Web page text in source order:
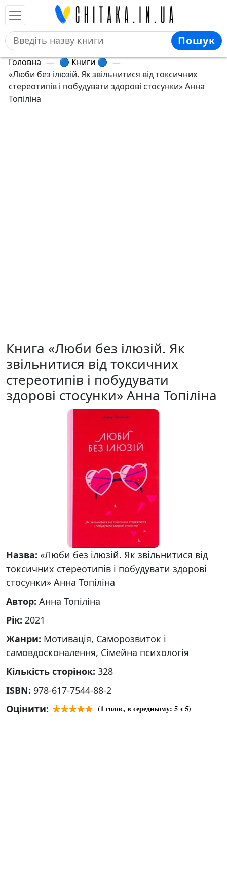
Пошук
Головна — 🔵 Книги 🔵 —
«Люби без ілюзій. Як звільнитися від токсичних
стереотипів і побудувати здорові стосунки» Анна
Топіліна
Книга «Люби без ілюзій. Як
звільнитися від токсичних
стереотипів і побудувати
здорові стосунки» Анна Топіліна
Назва: «Люби без ілюзій. Як звільнитися від
токсичних стереотипів і побудувати здорові
стосунки» Анна Топіліна
Автор: Анна Топіліна
Рік: 2021
Жанри: Мотивація, Саморозвиток і
самовдосконалення, Сімейна психологія
Кількість сторінок: 328
ISBN: 978-617-7544-88-2
Оцінити:
(1 голос, в середньому: 5з 5)